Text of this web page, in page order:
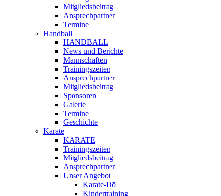
Mitgliedsbeitrag
Ansprechpartner
Termine
Handball
HANDBALL
News und Berichte
Mannschaften
Trainingszeiten
Ansprechpartner
Mitgliedsbeitrag
Sponsoren
Galerie
Termine
Geschichte
Karate
KARATE
Trainingszeiten
Mitgliedsbeitrag
Ansprechpartner
Unser Angebot
Karate-Dō
Kindertraining